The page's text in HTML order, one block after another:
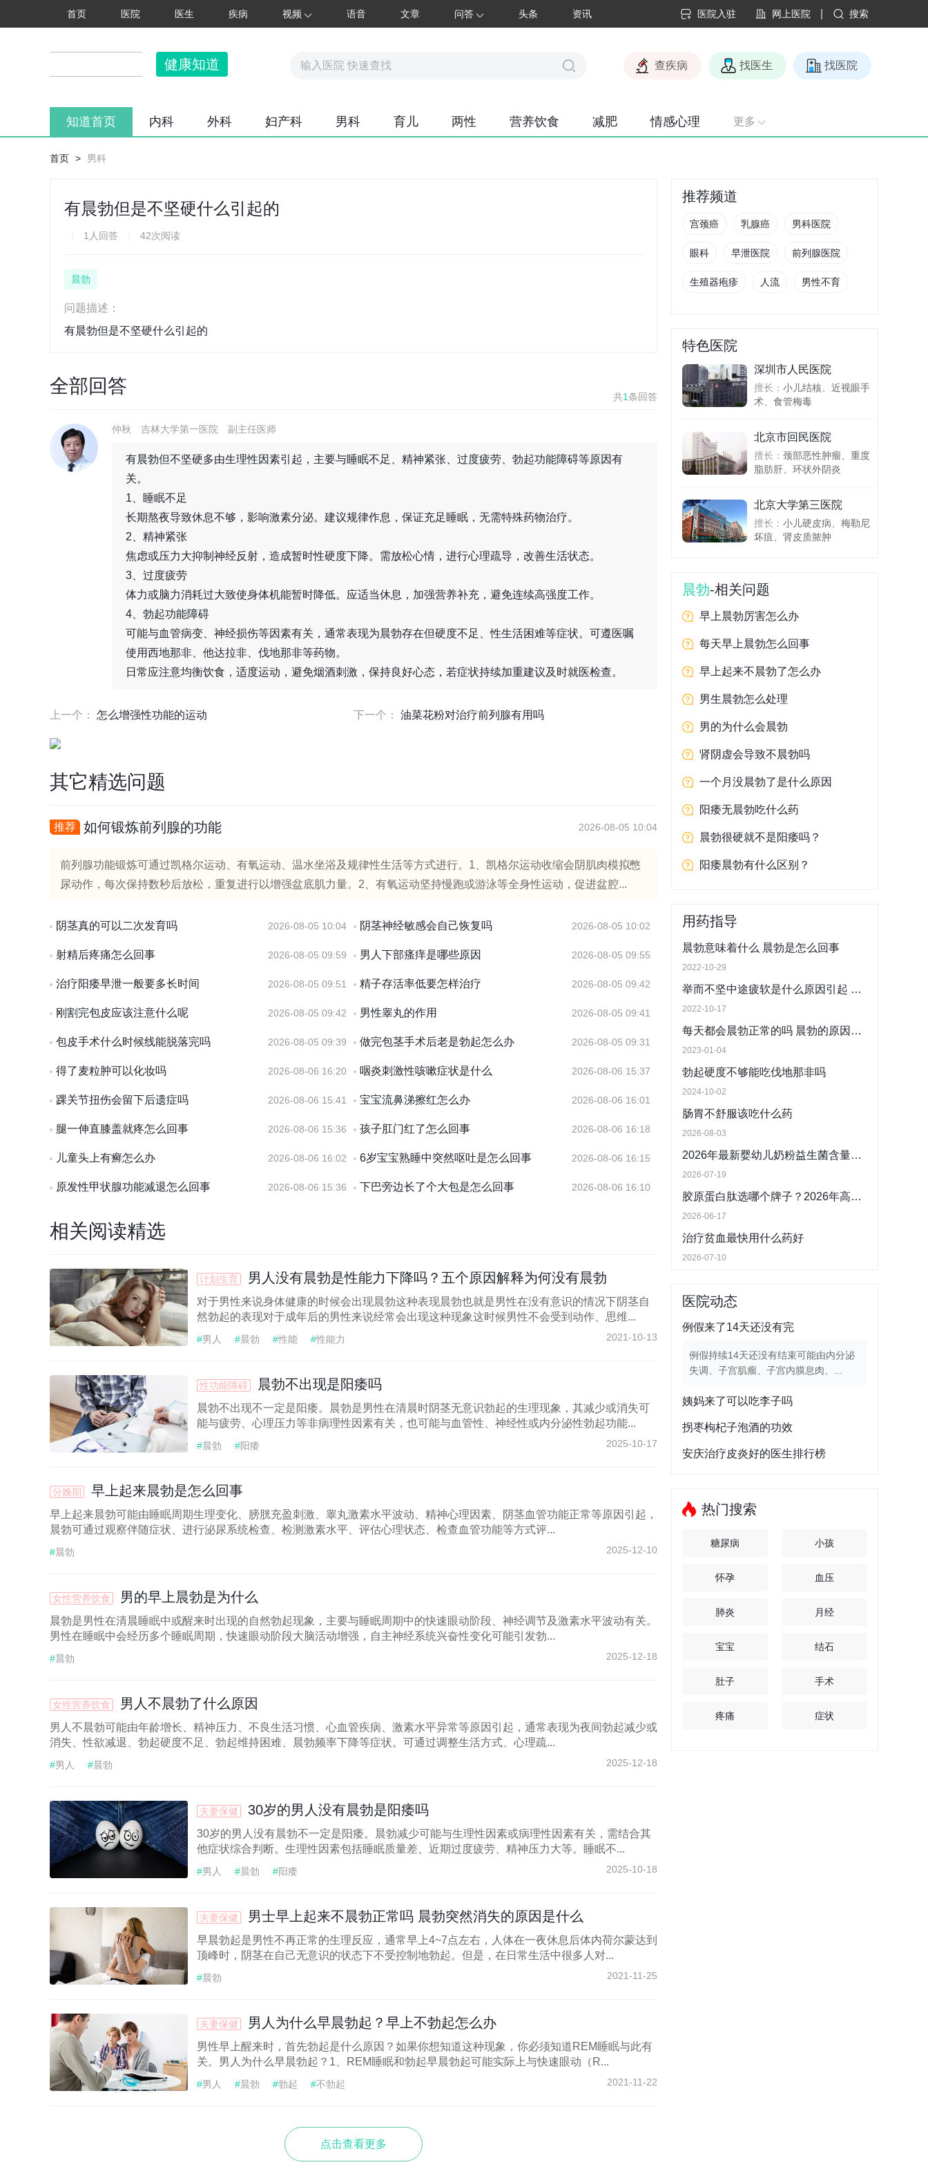
首页 医院 医生 疾病 视频 语音 文章 问答 头条 资讯 医院入驻 网上医院 搜索
健康知道 查疾病 找医生 找医院
知道首页 内科 外科 妇产科 男科 育儿 两性 营养饮食 减肥 情感心理 更多
首页 > 男科
有晨勃但是不坚硬什么引起的
1人回答 42次阅读
晨勃
问题描述：
有晨勃但是不坚硬什么引起的
全部回答 共1 条回答
仲秋 吉林大学第一医院 副主任医师
有晨勃但不坚硬多由生理性因素引起，主要与睡眠不足、精神紧张、过度疲劳、勃起功能障碍等原因有
关。
1、睡眠不足
长期熬夜导致休息不够，影响激素分泌。建议规律作息，保证充足睡眠，无需特殊药物治疗。
2、精神紧张
焦虑或压力大抑制神经反射，造成暂时性硬度下降。需放松心情，进行心理疏导，改善生活状态。
3、过度疲劳
体力或脑力消耗过大致使身体机能暂时降低。应适当休息，加强营养补充，避免连续高强度工作。
4、勃起功能障碍
可能与血管病变、神经损伤等因素有关，通常表现为晨勃存在但硬度不足、性生活困难等症状。可遵医嘱
使用西地那非、他达拉非、伐地那非等药物。
日常应注意均衡饮食，适度运动，避免烟酒刺激，保持良好心态，若症状持续加重建议及时就医检查。
上一个： 怎么增强性功能的运动 下一个： 油菜花粉对治疗前列腺有用吗
其它精选问题
推荐 如何锻炼前列腺的功能 2026-08-05 10:04
前列腺功能锻炼可通过凯格尔运动、有氧运动、温水坐浴及规律性生活等方式进行。1、凯格尔运动收缩会阴肌肉模拟憋
尿动作，每次保持数秒后放松，重复进行以增强盆底肌力量。2、有氧运动坚持慢跑或游泳等全身性运动，促进盆腔...
阴茎真的可以二次发育吗 2026-08-05 10:04 阴茎神经敏感会自己恢复吗 2026-08-05 10:02
射精后疼痛怎么回事 2026-08-05 09:59 男人下部瘙痒是哪些原因 2026-08-05 09:55
治疗阳痿早泄一般要多长时间 2026-08-05 09:51 精子存活率低要怎样治疗 2026-08-05 09:42
刚割完包皮应该注意什么呢 2026-08-05 09:42 男性睾丸的作用 2026-08-05 09:41
包皮手术什么时候线能脱落完吗 2026-08-05 09:39 做完包茎手术后老是勃起怎么办 2026-08-05 09:31
得了麦粒肿可以化妆吗 2026-08-06 16:20 咽炎刺激性咳嗽症状是什么 2026-08-06 15:37
踝关节扭伤会留下后遗症吗 2026-08-06 15:41 宝宝流鼻涕擦红怎么办 2026-08-06 16:01
腿一伸直膝盖就疼怎么回事 2026-08-06 15:36 孩子肛门红了怎么回事 2026-08-06 16:18
儿童头上有癣怎么办 2026-08-06 16:02 6岁宝宝熟睡中突然呕吐是怎么回事 2026-08-06 16:15
原发性甲状腺功能减退怎么回事 2026-08-06 15:36 下巴旁边长了个大包是怎么回事 2026-08-06 16:10
相关阅读精选
计划生育 男人没有晨勃是性能力下降吗？五个原因解释为何没有晨勃
对于男性来说身体健康的时候会出现晨勃这种表现晨勃也就是男性在没有意识的情况下阴茎自
然勃起的表现对于成年后的男性来说经常会出现这种现象这时候男性不会受到动作、思维...
#男人 #晨勃 #性能 #性能力 2021-10-13
性功能障碍 晨勃不出现是阳痿吗
晨勃不出现不一定是阳痿。晨勃是男性在清晨时阴茎无意识勃起的生理现象，其减少或消失可
能与疲劳、心理压力等非病理性因素有关，也可能与血管性、神经性或内分泌性勃起功能...
#晨勃 #阳痿 2025-10-17
分娩期 早上起来晨勃是怎么回事
早上起来晨勃可能由睡眠周期生理变化、膀胱充盈刺激、睾丸激素水平波动、精神心理因素、阴茎血管功能正常等原因引起，
晨勃可通过观察伴随症状、进行泌尿系统检查、检测激素水平、评估心理状态、检查血管功能等方式评...
#晨勃 2025-12-10
女性营养饮食 男的早上晨勃是为什么
晨勃是男性在清晨睡眠中或醒来时出现的自然勃起现象，主要与睡眠周期中的快速眼动阶段、神经调节及激素水平波动有关。
男性在睡眠中会经历多个睡眠周期，快速眼动阶段大脑活动增强，自主神经系统兴奋性变化可能引发勃...
#晨勃 2025-12-18
女性营养饮食 男人不晨勃了什么原因
男人不晨勃可能由年龄增长、精神压力、不良生活习惯、心血管疾病、激素水平异常等原因引起，通常表现为夜间勃起减少或
消失、性欲减退、勃起硬度不足、勃起维持困难、晨勃频率下降等症状。可通过调整生活方式、心理疏...
#男人 #晨勃 2025-12-18
夫妻保健 30岁的男人没有晨勃是阳痿吗
30岁的男人没有晨勃不一定是阳痿。晨勃减少可能与生理性因素或病理性因素有关，需结合其
他症状综合判断。生理性因素包括睡眠质量差、近期过度疲劳、精神压力大等。睡眠不...
#男人 #晨勃 #阳痿 2025-10-18
夫妻保健 男士早上起来不晨勃正常吗 晨勃突然消失的原因是什么
早晨勃起是男性不再正常的生理反应，通常早上4~7点左右，人体在一夜休息后体内荷尔蒙达到
顶峰时，阴茎在自己无意识的状态下不受控制地勃起。但是，在日常生活中很多人对...
#晨勃 2021-11-25
夫妻保健 男人为什么早晨勃起？早上不勃起怎么办
男性早上醒来时，首先勃起是什么原因？如果你想知道这种现象，你必须知道REM睡眠与此有
关。男人为什么早晨勃起？1、REM睡眠和勃起早晨勃起可能实际上与快速眼动（R...
#男人 #晨勃 #勃起 #不勃起 2021-11-22
点击查看更多
推荐频道
宫颈癌 乳腺癌 男科医院
眼科 早泄医院 前列腺医院
生殖器疱疹 人流 男性不育
特色医院
深圳市人民医院
擅长： 小儿结核、近视眼手
术、食管梅毒
北京市回民医院
擅长： 颈部恶性肿瘤、重度
脂肪肝、环状外阴炎
北京大学第三医院
擅长： 小儿硬皮病、梅勒尼
坏疽、肾皮质脓肿
晨勃-相关问题
早上晨勃厉害怎么办
每天早上晨勃怎么回事
早上起来不晨勃了怎么办
男生晨勃怎么处理
男的为什么会晨勃
肾阴虚会导致不晨勃吗
一个月没晨勃了是什么原因
阳痿无晨勃吃什么药
晨勃很硬就不是阳痿吗？
阳痿晨勃有什么区别？
用药指导
晨勃意味着什么 晨勃是怎么回事
2022-10-29
举而不坚中途疲软是什么原因引起 举而不坚坚而不久吃什么药
2022-10-17
每天都会晨勃正常的吗 晨勃的原因都有哪些
2023-01-04
勃起硬度不够能吃伐地那非吗
2024-10-02
肠胃不舒服该吃什么药
2026-08-03
2026年最新婴幼儿奶粉益生菌含量标准解读 推荐适合中国宝宝的高益生菌婴幼儿奶粉
2026-07-19
胶原蛋白肽选哪个牌子？2026年高质价比品牌一览
2026-06-17
治疗贫血最快用什么药好
2026-07-10
医院动态
例假来了14天还没有完
例假持续14天还没有结束可能由内分泌
失调、子宫肌瘤、子宫内膜息肉、...
姨妈来了可以吃李子吗
拐枣枸杞子泡酒的功效
安庆治疗皮炎好的医生排行榜
热门搜索
糖尿病 小孩
怀孕 血压
肺炎 月经
宝宝 结石
肚子 手术
疼痛 症状